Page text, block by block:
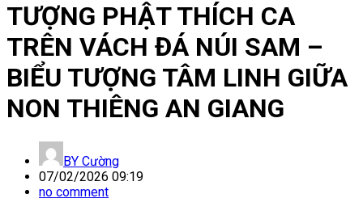
TƯỢNG PHẬT THÍCH CA
TRÊN VÁCH ĐÁ NÚI SAM –
BIỂU TƯỢNG TÂM LINH GIỮA
NON THIÊNG AN GIANG
BY Cường
07/02/2026 09:19
no comment